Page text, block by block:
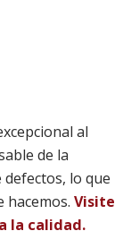
al
de la
lo que
hacemos. Visite
la calidad.